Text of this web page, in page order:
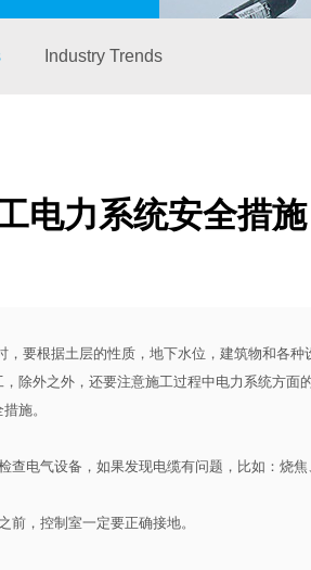
Industry Trends
电力系统安全措施
，要根据土层的性质，地下水位，建筑物和各
除外之外，还要注意施工过程中电力系统方
施。
电气设备，如果发现电缆有问题，比如：烧焦
，控制室一定要正确接地。